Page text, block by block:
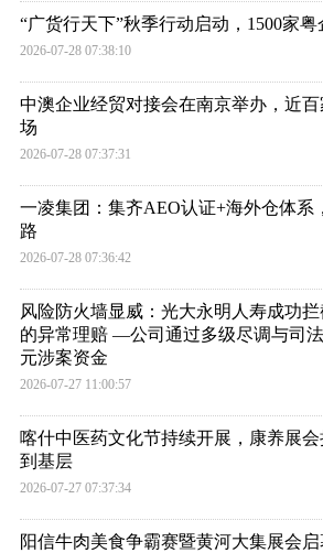
“广货行天下”秋季行动启动，1500家
2026-07-28 07:38:10
中澳企业经贸对接会在南京举办，近
场
2026-07-28 07:37:31
一凌集团：集齐AEO认证+海外仓体系
路
2026-07-28 07:36:42
风险防火墙显威：光大永明人寿成功
的异常理赔 —公司通过多级尽调与司
元涉案资金
2026-07-27 11:00:57
喀什中医药文化节持续开展，康养展
到基层
2026-07-27 07:37:34
阳信牛肉美食争霸赛暨黄河大集展会